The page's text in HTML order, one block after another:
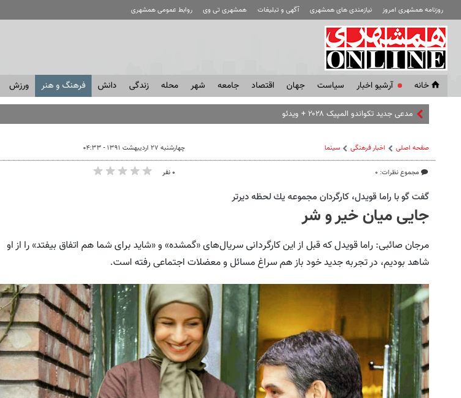
روزنامه همشهری امروز نیازمندی های همشهری آگهی و تبلیغات همشهری تی وی روابط عمومی همشهری
خانه آرشیو اخبار سياست جهان اقتصاد جامعه شهر محله زندگی دانش فرهنگ و هنر ورزش
صفحه اصلی اخبار فرهنگی سینما
مجموع نظرات: ۰
چهارشنبه ۲۷ اردیبهشت ۱۳۹۱ - ۰۴:۳۳
۰ نفر
گفت گو با راما قويدل، كارگردان مجموعه يك لحظه ديرتر
جایی میان خیر و شر
مرجان صائبی: راما قویدل که قبل از این کارگردانی سریال‌های «گمشده» و «شاید برای شما هم اتفاق بیفتد» را از او
شاهد بودیم، در تجربه جدید خود باز هم سراغ مسائل و معضلات اجتماعی رفته است.چرا موبایل گران شد؟ + ویدئو